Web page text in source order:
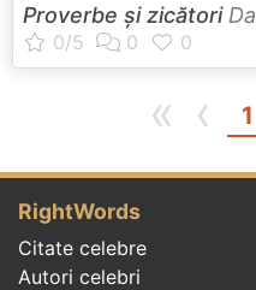
Proverbe și zicători
« ‹ 1
RightWords
Citate celebre
Autori celebri